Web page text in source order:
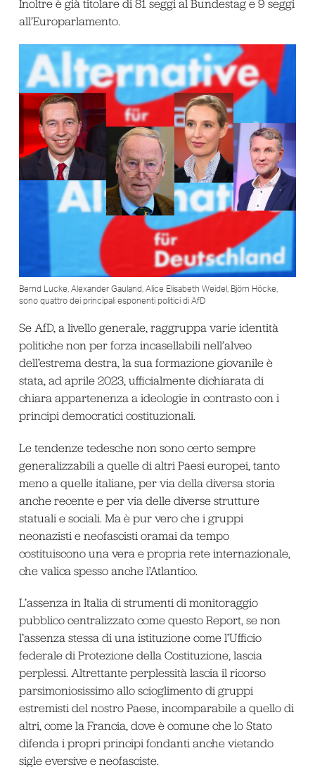
Inoltre è già titolare di 81 seggi al Bundestag e 9 seggi
all’Europarlamento.
Bernd Lucke, Alexander Gauland, Alice Elisabeth Weidel, Björn Höcke,
sono quattro dei principali esponenti politici di AfD
Se AfD, a livello generale, raggruppa varie identità
politiche non per forza incasellabili nell’alveo
dell’estrema destra, la sua formazione giovanile è
stata, ad aprile 2023, ufficialmente dichiarata di
chiara appartenenza a ideologie in contrasto con i
principi democratici costituzionali.
Le tendenze tedesche non sono certo sempre
generalizzabili a quelle di altri Paesi europei, tanto
meno a quelle italiane, per via della diversa storia
anche recente e per via delle diverse strutture
statuali e sociali. Ma è pur vero che i gruppi
neonazisti e neofascisti oramai da tempo
costituiscono una vera e propria rete internazionale,
che valica spesso anche l’Atlantico.
L’assenza in Italia di strumenti di monitoraggio
pubblico centralizzato come questo Report, se non
l’assenza stessa di una istituzione come l’Ufficio
federale di Protezione della Costituzione, lascia
perplessi. Altrettante perplessità lascia il ricorso
parsimoniosissimo allo scioglimento di gruppi
estremisti del nostro Paese, incomparabile a quello di
altri, come la Francia, dove è comune che lo Stato
difenda i propri principi fondanti anche vietando
sigle eversive e neofasciste.